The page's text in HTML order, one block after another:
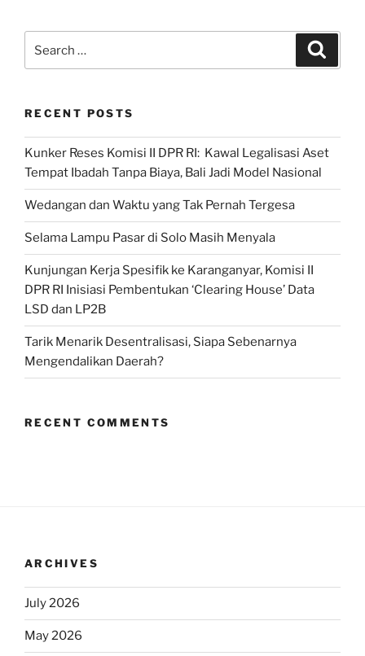
for:
RECENT POSTS
Kunker Reses Komisi II DPR RI: Kawal Legalisasi Aset
Tempat Ibadah Tanpa Biaya, Bali Jadi Model Nasional
Wedangan dan Waktu yang Tak Pernah Tergesa
Selama Lampu Pasar di Solo Masih Menyala
Kunjungan Kerja Spesifik ke Karanganyar, Komisi II
DPR RI Inisiasi Pembentukan ‘Clearing House’ Data
LSD dan LP2B
Tarik Menarik Desentralisasi, Siapa Sebenarnya
Mengendalikan Daerah?
RECENT COMMENTS
ARCHIVES
July 2026
May 2026